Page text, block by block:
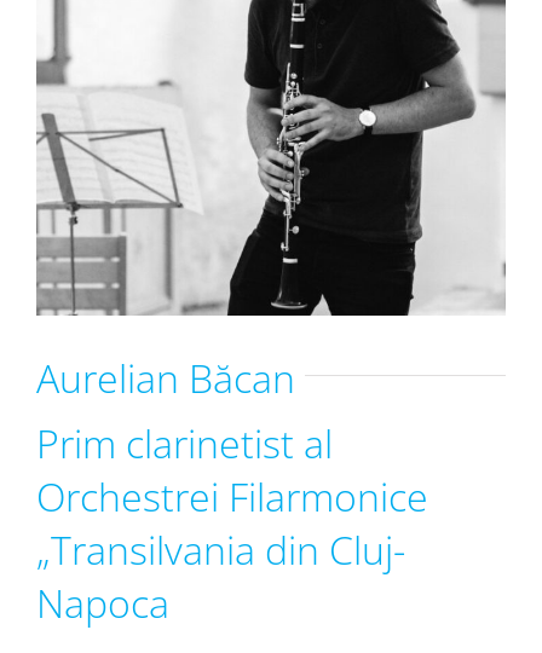
Aurelian Băcan
Prim clarinetist al
Orchestrei Filarmonice
„Transilvania din Cluj-
Napoca